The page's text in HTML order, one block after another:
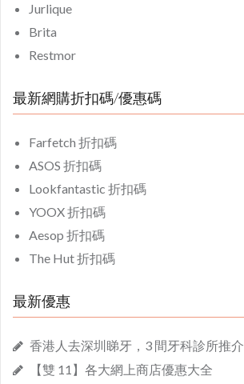
Jurlique
Brita
Restmor
最新網購折扣碼/優惠碼
Farfetch 折扣碼
ASOS 折扣碼
Lookfantastic 折扣碼
YOOX 折扣碼
Aesop 折扣碼
The Hut 折扣碼
最新優惠
香港人去深圳睇牙，3 間牙科診所推介
【雙 11】各大網上商店優惠大全